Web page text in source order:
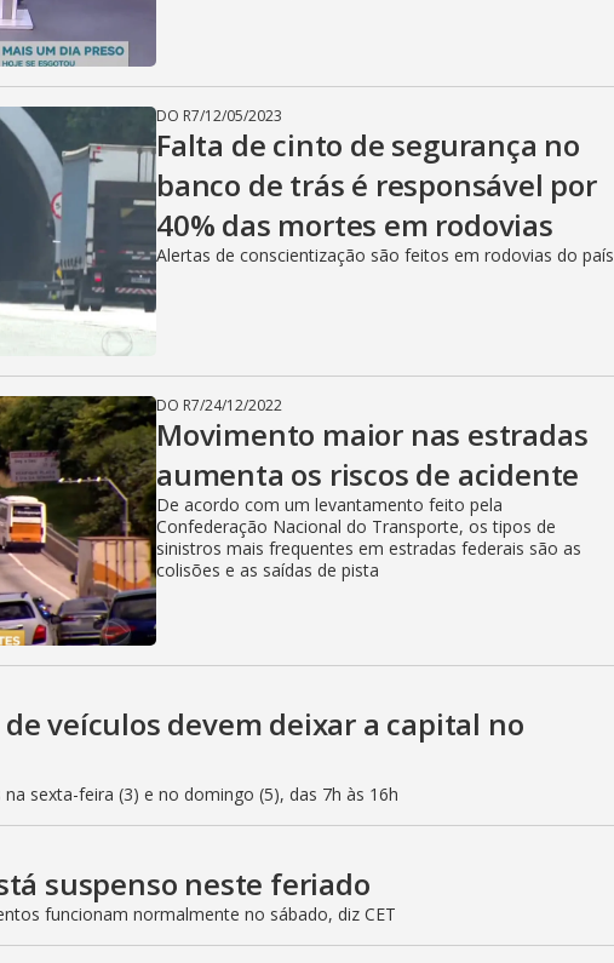
DO R7/12/05/2023
Falta de cinto de segurança no
banco de trás é responsável por
40% das mortes em rodovias
Alertas de conscientização são feitos em rodovias do país
DO R7/24/12/2022
Movimento maior nas estradas
aumenta os riscos de acidente
De acordo com um levantamento feito pela
Confederação Nacional do Transporte, os tipos de
sinistros mais frequentes em estradas federais são as
colisões e as saídas de pista
veículos devem deixar a capital no
sexta-feira (3) e no domingo (5), das 7h às 16h
suspenso neste feriado
funcionam normalmente no sábado, diz CET